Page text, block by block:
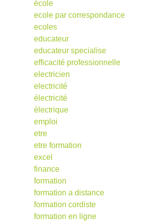
école
ecole par correspondance
ecoles
educateur
educateur specialise
efficacité professionnelle
electricien
electricité
électricité
électrique
emploi
etre
etre formation
excel
finance
formation
formation a distance
formation cordiste
formation en ligne